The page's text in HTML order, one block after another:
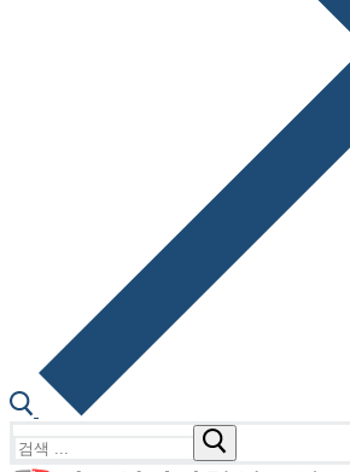
색